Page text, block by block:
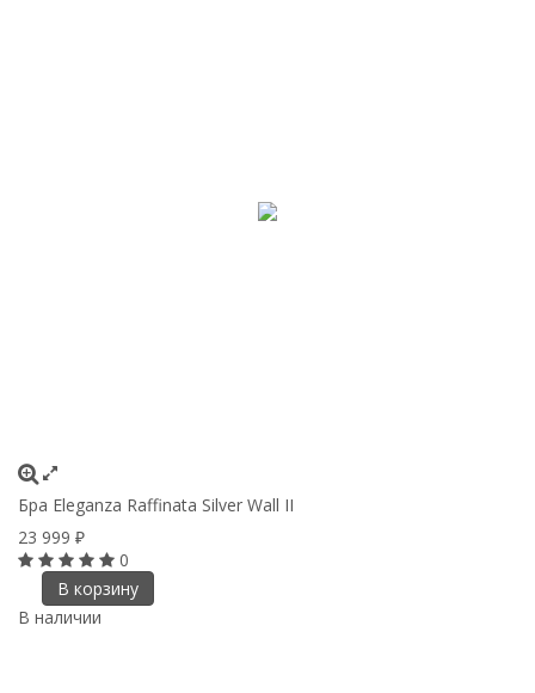
Бра Eleganza Raffinata Silver Wall II
23 999 ₽
0
В корзину
В наличии